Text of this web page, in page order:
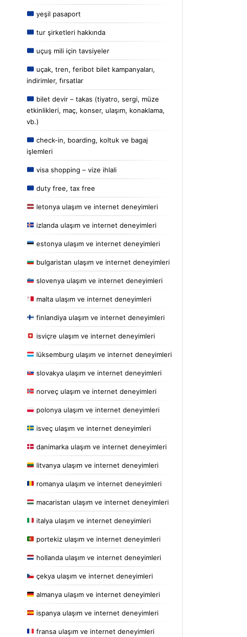
yeşil pasaport
tur şirketleri hakkında
uçuş mili için tavsiyeler
uçak, tren, feribot bilet kampanyaları,
indirimler, fırsatlar
bilet devir – takas (tiyatro, sergi, müze
etkinlikleri, maç, konser, ulaşım, konaklama,
vb.)
check-in, boarding, koltuk ve bagaj
işlemleri
visa shopping – vize ihlali
duty free, tax free
letonya ulaşım ve internet deneyimleri
izlanda ulaşım ve internet deneyimleri
estonya ulaşım ve internet deneyimleri
bulgaristan ulaşım ve internet deneyimleri
slovenya ulaşım ve internet deneyimleri
malta ulaşım ve internet deneyimleri
finlandiya ulaşım ve internet deneyimleri
isviçre ulaşım ve internet deneyimleri
lüksemburg ulaşım ve internet deneyimleri
slovakya ulaşım ve internet deneyimleri
norveç ulaşım ve internet deneyimleri
polonya ulaşım ve internet deneyimleri
isveç ulaşım ve internet deneyimleri
danimarka ulaşım ve internet deneyimleri
litvanya ulaşım ve internet deneyimleri
romanya ulaşım ve internet deneyimleri
macaristan ulaşım ve internet deneyimleri
italya ulaşım ve internet deneyimleri
portekiz ulaşım ve internet deneyimleri
hollanda ulaşım ve internet deneyimleri
çekya ulaşım ve internet deneyimleri
almanya ulaşım ve internet deneyimleri
ispanya ulaşım ve internet deneyimleri
fransa ulaşım ve internet deneyimleri